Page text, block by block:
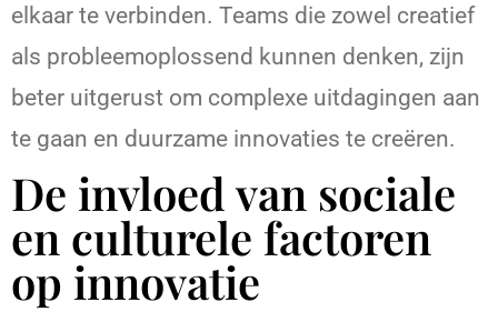
elkaar te verbinden. Teams die zowel creatief
als probleemoplossend kunnen denken, zijn
beter uitgerust om complexe uitdagingen aan
te gaan en duurzame innovaties te creëren.
De invloed van sociale
en culturele factoren
op innovatie